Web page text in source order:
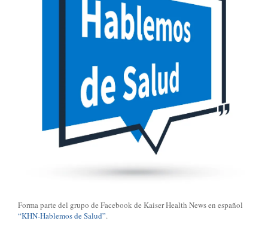
Forma parte del grupo de Facebook de Kaiser Health News en español
“KHN-Hablemos de Salud”.